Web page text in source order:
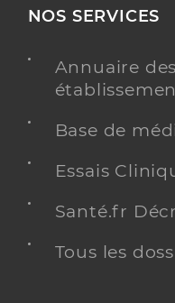
NOS SERVICES
Annuaire
Base de
Essais
Santé.fr
Tous les